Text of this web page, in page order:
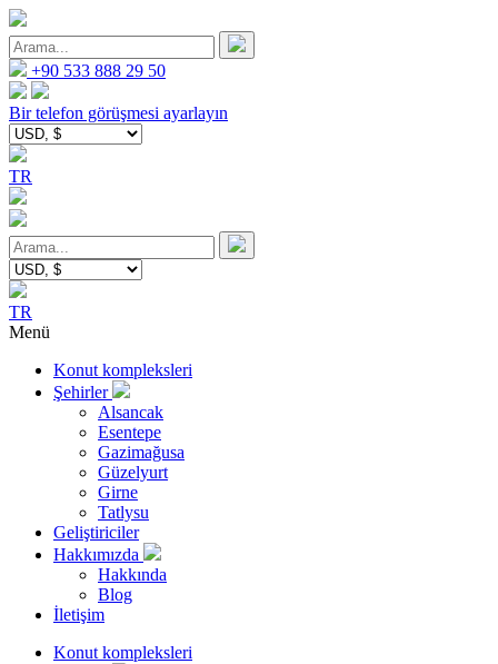
+90 533 888 29 50
Bir telefon görüşmesi ayarlayın
TR
TR
Menü
Konut kompleksleri
Şehirler
Alsancak
Esentepe
Gazimağusa
Güzelyurt
Girne
Tatlysu
Geliştiriciler
Hakkımızda
Hakkında
Blog
İletişim
Konut kompleksleri